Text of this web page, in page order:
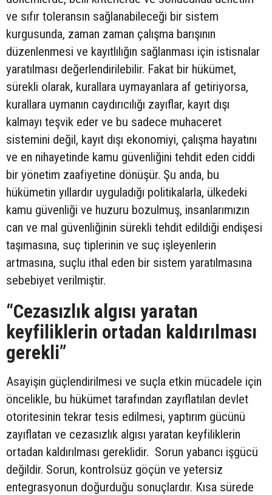
ve sıfır toleransın sağlanabileceği bir sistem
kurgusunda, zaman zaman çalışma barışının
düzenlenmesi ve kayıtlılığın sağlanması için istisnalar
yaratılması değerlendirilebilir. Fakat bir hükümet,
sürekli olarak, kurallara uymayanlara af getiriyorsa,
kurallara uymanın caydırıcılığı zayıflar, kayıt dışı
kalmayı teşvik eder ve bu sadece muhaceret
sistemini değil, kayıt dışı ekonomiyi, çalışma hayatını
ve en nihayetinde kamu güvenliğini tehdit eden ciddi
bir yönetim zaafiyetine dönüşür. Şu anda, bu
hükümetin yıllardır uyguladığı politikalarla, ülkedeki
kamu güvenliği ve huzuru bozulmuş, insanlarımızın
can ve mal güvenliğinin sürekli tehdit edildiği endişesi
taşımasına, suç tiplerinin ve suç işleyenlerin
artmasına, suçlu ithal eden bir sistem yaratılmasına
sebebiyet verilmiştir.
“Cezasızlık algısı yaratan
keyfiliklerin ortadan kaldırılması
gerekli”
Asayişin güçlendirilmesi ve suçla etkin mücadele için
öncelikle, bu hükümet tarafından zayıflatılan devlet
otoritesinin tekrar tesis edilmesi, yaptırım gücünü
zayıflatan ve cezasızlık algısı yaratan keyfiliklerin
ortadan kaldırılması gereklidir. Sorun yabancı işgücü
değildir. Sorun, kontrolsüz göçün ve yetersiz
entegrasyonun doğurduğu sonuçlardır. Kısa sürede